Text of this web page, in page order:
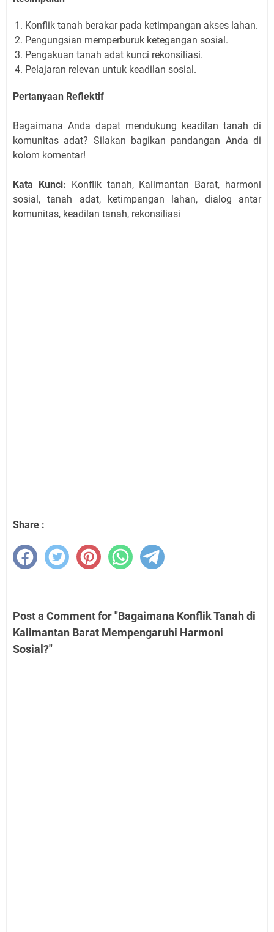
Konflik tanah berakar pada ketimpangan akses lahan.
Pengungsian memperburuk ketegangan sosial.
Pengakuan tanah adat kunci rekonsiliasi.
Pelajaran relevan untuk keadilan sosial.
Pertanyaan Reflektif
Bagaimana Anda dapat mendukung keadilan tanah di
komunitas adat? Silakan bagikan pandangan Anda di
kolom komentar!
Kata Kunci: Konflik tanah, Kalimantan Barat, harmoni
sosial, tanah adat, ketimpangan lahan, dialog antar
komunitas, keadilan tanah, rekonsiliasi
Share :
Post a Comment for "Bagaimana Konflik Tanah di
Kalimantan Barat Mempengaruhi Harmoni
Sosial?"